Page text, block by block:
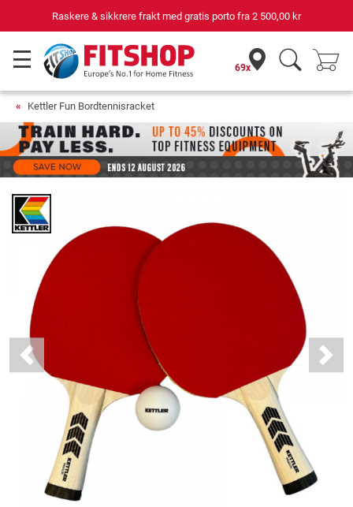
Raskere & sikkrere frakt med gratis porto fra 2 500,00 kr
69x
Kettler Fun Bordtennisracket
Previous Next